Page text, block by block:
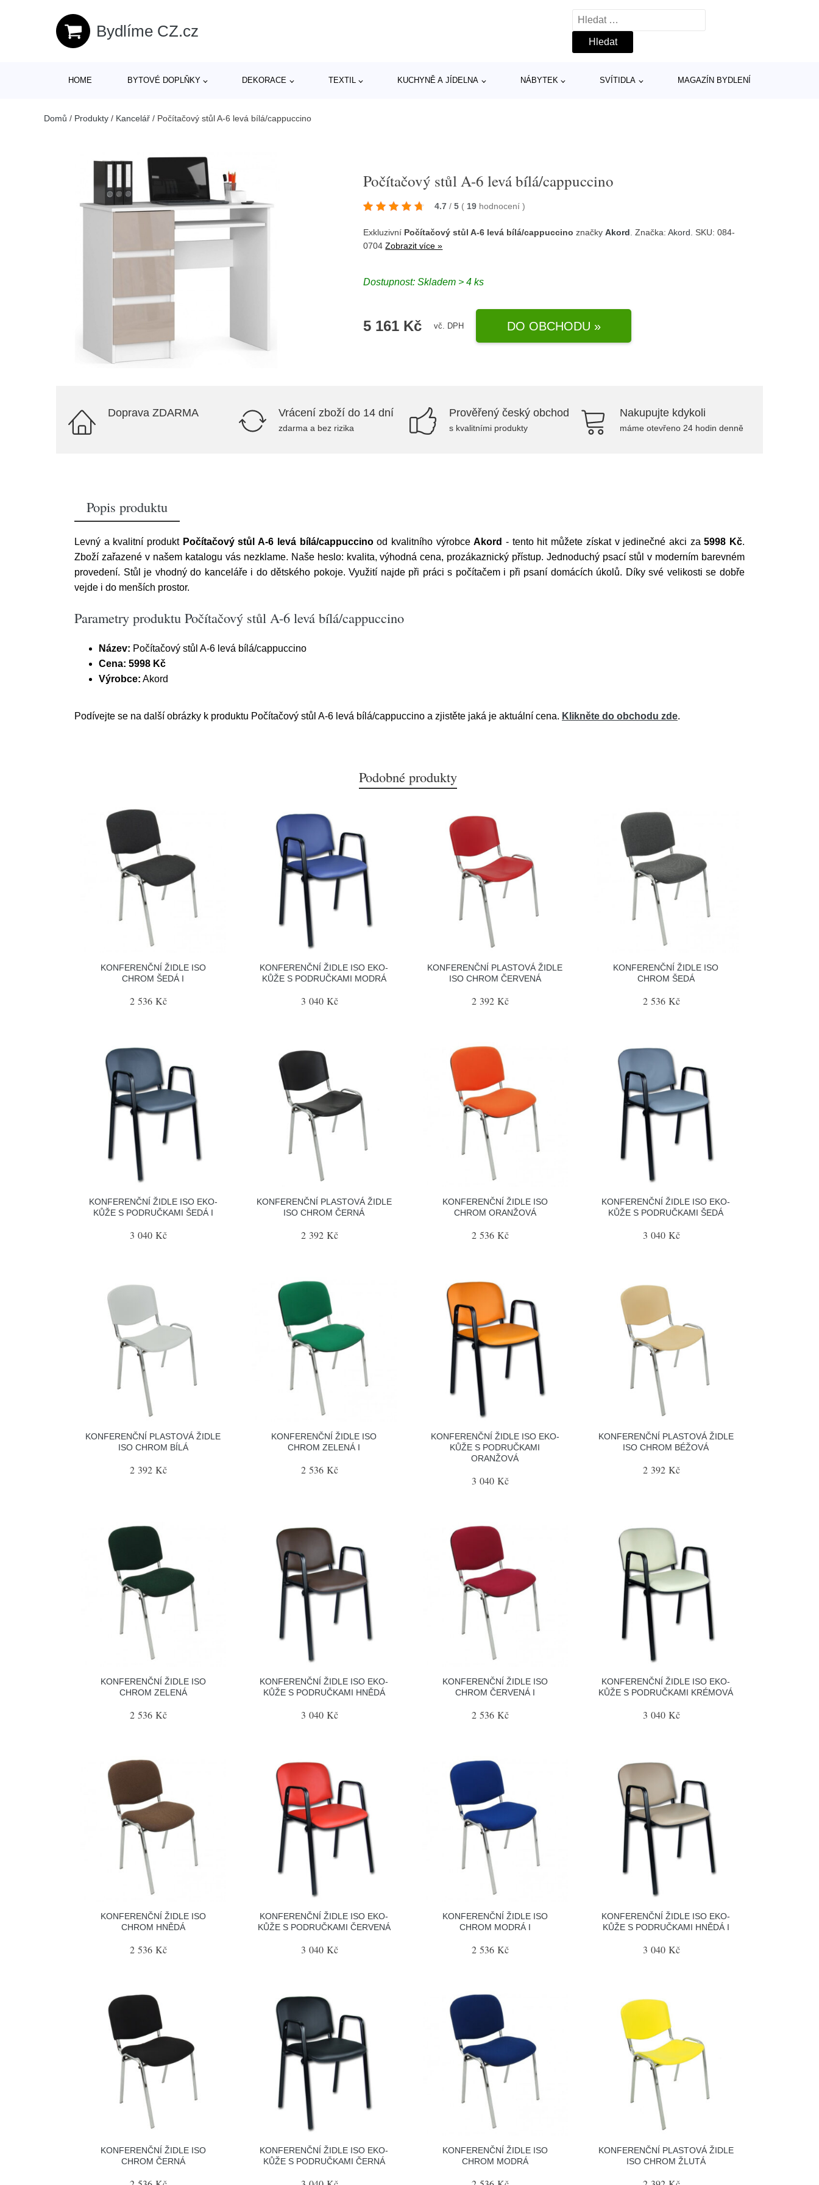
Bydlíme CZ.cz
Vyhledávání
HOME BYTOVÉ DOPLŇKY DEKORACE TEXTIL KUCHYNĚ A JÍDELNA NÁBYTEK SVÍTIDLA MAGAZÍN BYDLENÍ
Domů / Produkty / Kancelář / Počítačový stůl A-6 levá bílá/cappuccino
Počítačový stůl A-6 levá bílá/cappuccino
4.7 / 5 ( 19 hodnocení)
Exkluzivní Počítačový stůl A-6 levá bílá/cappuccino značkyAkord . Značka:Akord . SKU: 084-
0704Zobrazit více »
Dostupnost:Skladem > 4 ks
5 161 Kč vč. DPH DO OBCHODU »
Doprava ZDARMA Vrácení zboží do 14 dní
zdarma a bez rizika
Prověřený český obchod
s kvalitními produkty
Nakupujte kdykoli
máme otevřeno 24 hodin denně
Popis produktu
Levný a kvalitní produkt Počítačový stůl A-6 levá bílá/cappuccinood kvalitního výrobceAkord - tento hit můžete získat v jedinečné akci za5998 Kč.
Zboží zařazené v našem katalogu vás nezklame. Naše heslo: kvalita, výhodná cena, prozákaznický přístup. Jednoduchý psací stůl v moderním barevném
provedení. Stůl je vhodný do kanceláře i do dětského pokoje. Využití najde při práci s počítačem i při psaní domácích úkolů. Díky své velikosti se dobře
vejde i do menších prostor.
Parametry produktu Počítačový stůl A-6 levá bílá/cappuccino
Název: Počítačový stůl A-6 levá bílá/cappuccino
Cena: 5998 Kč
Výrobce: Akord
Podívejte se na další obrázky k produktu Počítačový stůl A-6 levá bílá/cappuccino a zjistěte jaká je aktuální cena. Klikněte do obchodu zde.
Podobné produkty
KONFERENČNÍ ŽIDLE ISO
CHROM ŠEDÁ I
2 536 Kč
KONFERENČNÍ ŽIDLE ISO EKO-
KŮŽE S PODRUČKAMI MODRÁ
3 040 Kč
KONFERENČNÍ PLASTOVÁ ŽIDLE
ISO CHROM ČERVENÁ
2 392 Kč
KONFERENČNÍ ŽIDLE ISO
CHROM ŠEDÁ
2 536 Kč
KONFERENČNÍ ŽIDLE ISO EKO-
KŮŽE S PODRUČKAMI ŠEDÁ I
3 040 Kč
KONFERENČNÍ PLASTOVÁ ŽIDLE
ISO CHROM ČERNÁ
2 392 Kč
KONFERENČNÍ ŽIDLE ISO
CHROM ORANŽOVÁ
2 536 Kč
KONFERENČNÍ ŽIDLE ISO EKO-
KŮŽE S PODRUČKAMI ŠEDÁ
3 040 Kč
KONFERENČNÍ PLASTOVÁ ŽIDLE
ISO CHROM BÍLÁ
2 392 Kč
KONFERENČNÍ ŽIDLE ISO
CHROM ZELENÁ I
2 536 Kč
KONFERENČNÍ ŽIDLE ISO EKO-
KŮŽE S PODRUČKAMI
ORANŽOVÁ
3 040 Kč
KONFERENČNÍ PLASTOVÁ ŽIDLE
ISO CHROM BÉŽOVÁ
2 392 Kč
KONFERENČNÍ ŽIDLE ISO
CHROM ZELENÁ
2 536 Kč
KONFERENČNÍ ŽIDLE ISO EKO-
KŮŽE S PODRUČKAMI HNĚDÁ
3 040 Kč
KONFERENČNÍ ŽIDLE ISO
CHROM ČERVENÁ I
2 536 Kč
KONFERENČNÍ ŽIDLE ISO EKO-
KŮŽE S PODRUČKAMI KRÉMOVÁ
3 040 Kč
KONFERENČNÍ ŽIDLE ISO
CHROM HNĚDÁ
2 536 Kč
KONFERENČNÍ ŽIDLE ISO EKO-
KŮŽE S PODRUČKAMI ČERVENÁ
3 040 Kč
KONFERENČNÍ ŽIDLE ISO
CHROM MODRÁ I
2 536 Kč
KONFERENČNÍ ŽIDLE ISO EKO-
KŮŽE S PODRUČKAMI HNĚDÁ I
3 040 Kč
KONFERENČNÍ ŽIDLE ISO
CHROM ČERNÁ
KONFERENČNÍ ŽIDLE ISO EKO-
KŮŽE S PODRUČKAMI ČERNÁ
KONFERENČNÍ ŽIDLE ISO
CHROM MODRÁ
KONFERENČNÍ PLASTOVÁ ŽIDLE
ISO CHROM ŽLUTÁ